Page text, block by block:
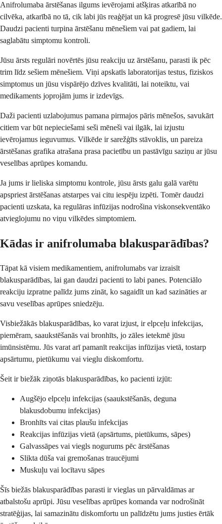
Anifrolumaba ārstēšanas ilgums ievērojami atšķiras atkarībā no
cilvēka, atkarībā no tā, cik labi jūs reaģējat un kā progresē jūsu vilkēde.
Daudzi pacienti turpina ārstēšanu mēnešiem vai pat gadiem, lai
saglabātu simptomu kontroli.
Jūsu ārsts regulāri novērtēs jūsu reakciju uz ārstēšanu, parasti ik pēc
trim līdz sešiem mēnešiem. Viņi apskatīs laboratorijas testus, fiziskos
simptomus un jūsu vispārējo dzīves kvalitāti, lai noteiktu, vai
medikaments joprojām jums ir izdevīgs.
Daži pacienti uzlabojumus pamana pirmajos pāris mēnešos, savukārt
citiem var būt nepieciešami seši mēneši vai ilgāk, lai izjustu
ievērojamus ieguvumus. Vilkēde ir sarežģīts stāvoklis, un pareiza
ārstēšanas grafika atrašana prasa pacietību un pastāvīgu saziņu ar jūsu
veselības aprūpes komandu.
Ja jums ir lieliska simptomu kontrole, jūsu ārsts galu galā varētu
apspriest ārstēšanas atstarpes vai citu iespēju izpēti. Tomēr daudzi
pacienti uzskata, ka regulāras infūzijas nodrošina viskonsekventāko
atvieglojumu no viņu vilkēdes simptomiem.
Kādas ir anifrolumaba blakusparādības?
Tāpat kā visiem medikamentiem, anifrolumabs var izraisīt
blakusparādības, lai gan daudzi pacienti to labi panes. Potenciālo
reakciju izpratne palīdz jums zināt, ko sagaidīt un kad sazināties ar
savu veselības aprūpes sniedzēju.
Visbiežākās blakusparādības, ko varat izjust, ir elpceļu infekcijas,
piemēram, saaukstēšanās vai bronhīts, jo zāles ietekmē jūsu
imūnsistēmu. Jūs varat arī pamanīt reakcijas infūzijas vietā, tostarp
apsārtumu, pietūkumu vai vieglu diskomfortu.
Šeit ir biežāk ziņotās blakusparādības, ko pacienti izjūt:
Augšējo elpceļu infekcijas (saaukstēšanās, deguna
blakusdobumu infekcijas)
Bronhīts vai citas plaušu infekcijas
Reakcijas infūzijas vietā (apsārtums, pietūkums, sāpes)
Galvassāpes vai viegls nogurums pēc ārstēšanas
Slikta dūša vai gremošanas traucējumi
Muskuļu vai locītavu sāpes
Šīs biežās blakusparādības parasti ir vieglas un pārvaldāmas ar
atbalstošu aprūpi. Jūsu veselības aprūpes komanda var nodrošināt
stratēģijas, lai samazinātu diskomfortu un palīdzētu jums justies ērtāk